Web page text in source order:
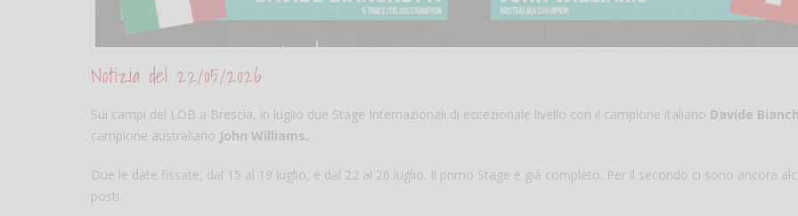
Notizia del 22/05/2026
Sui campi del LOB a Brescia, in luglio due Stage Internazionali di eccezionale livello con il campione italiano Davide
campione australiano John Williams.
Due le date fissate, dal 15 al 19 luglio, e dal 22 al 26 luglio. Il primo Stage è già completo. Per il secondo ci sono ancora
posti.